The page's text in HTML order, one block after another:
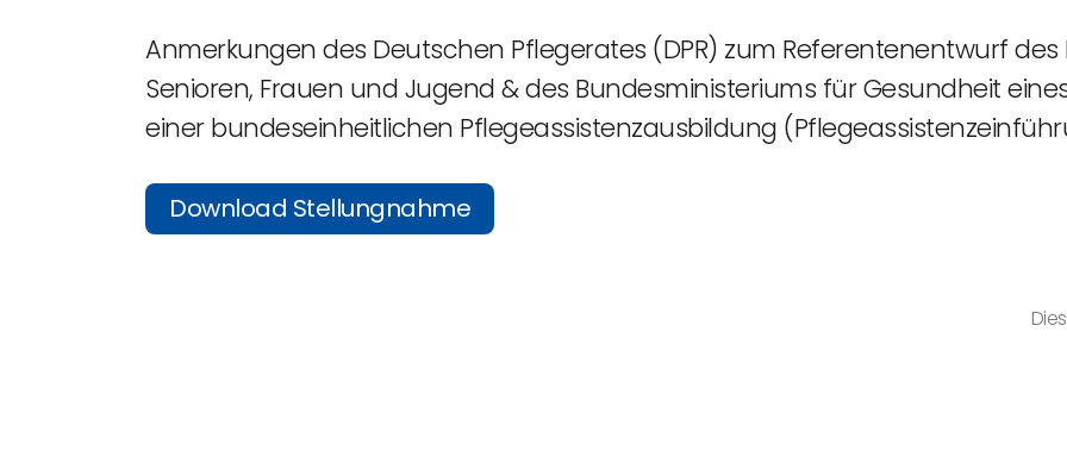
Anmerkungen des Deutschen Pflegerates (DPR) zum Referentenentwurf des
Senioren, Frauen und Jugend & des Bundesministeriums für Gesundheit
einer bundeseinheitlichen Pflegeassistenzausbildung
Download Stellungnahme